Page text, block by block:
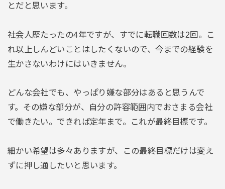
とだと思います。
社会人歴たったの4年ですが、すでに転職回数は2回。こ
れ以上しんどいことはしたくないので、今までの経験を
生かさないわけにはいきません。
どんな会社でも、やっぱり嫌な部分はあると思うんで
す。その嫌な部分が、自分の許容範囲内でおさまる会社
で働きたい。できれば定年まで。これが最終目標です。
細かい希望は多々ありますが、この最終目標だけは変え
ずに押し通したいと思います。